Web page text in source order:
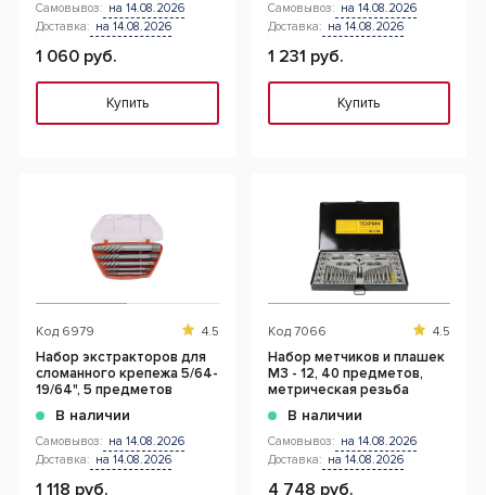
Самовывоз: на 14.08.2026
Доставка: на 14.08.2026
1 060 руб.
Купить
Самовывоз: на 14.08.2026
Доставка: на 14.08.2026
1 231 руб.
Купить
Код 6979 4.5
Набор экстракторов для
сломанного крепежа 5/64-
19/64", 5 предметов
В наличии
Самовывоз: на 14.08.2026
Доставка: на 14.08.2026
1 118 руб.
Код 7066 4.5
Набор метчиков и плашек
М3 - 12, 40 предметов,
метрическая резьба
В наличии
Самовывоз: на 14.08.2026
Доставка: на 14.08.2026
4 748 руб.